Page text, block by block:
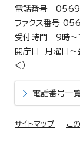
電話番号
ファクス番号
受付時間 9時～
開庁日 月曜日～
く）
電話番号一
サイトマップ こ